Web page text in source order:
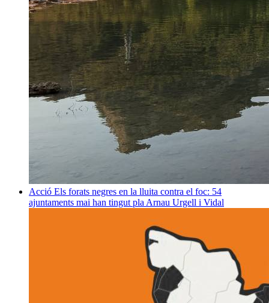
Acció Els forats negres en la lluita contra el foc: 54
ajuntaments mai han tingut pla Arnau Urgell i Vidal